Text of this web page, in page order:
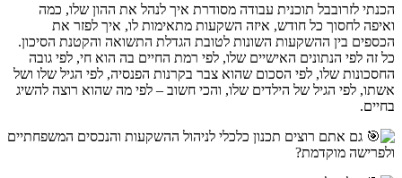
הכנתי לזרובבל תוכנית עבודה מסודרת איך לנהל את ההון שלו, כמה
ואיפה לחסוך כל חודש, איזה השקעות מתאימות לו, איך לפזר את
הכספים בין ההשקעות השונות לטובת הגדלת התשואה והקטנת הסיכון.
כל זה לפי הנתונים האישיים שלו, לפי רמת החיים בה הוא חי, לפי גובה
החסכונות שלו, לפי הסכום שהוא צבר בקרנות הפנסיה, לפי הגיל שלו ושל
אשתו, לפי הגיל של הילדים שלו, והכי חשוב – לפי מה שהוא רוצה להשיג
בחיים.
גם אתם רוצים תכנון כלכלי לניהול ההשקעות והנכסים המשפחתיים
ולפרישה מוקדמת?